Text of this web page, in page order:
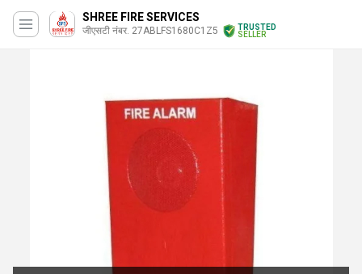
SHREE FIRE SERVICES
जीएसटी नंबर. 27ABLFS1680C1Z5
TRUSTED
SELLER